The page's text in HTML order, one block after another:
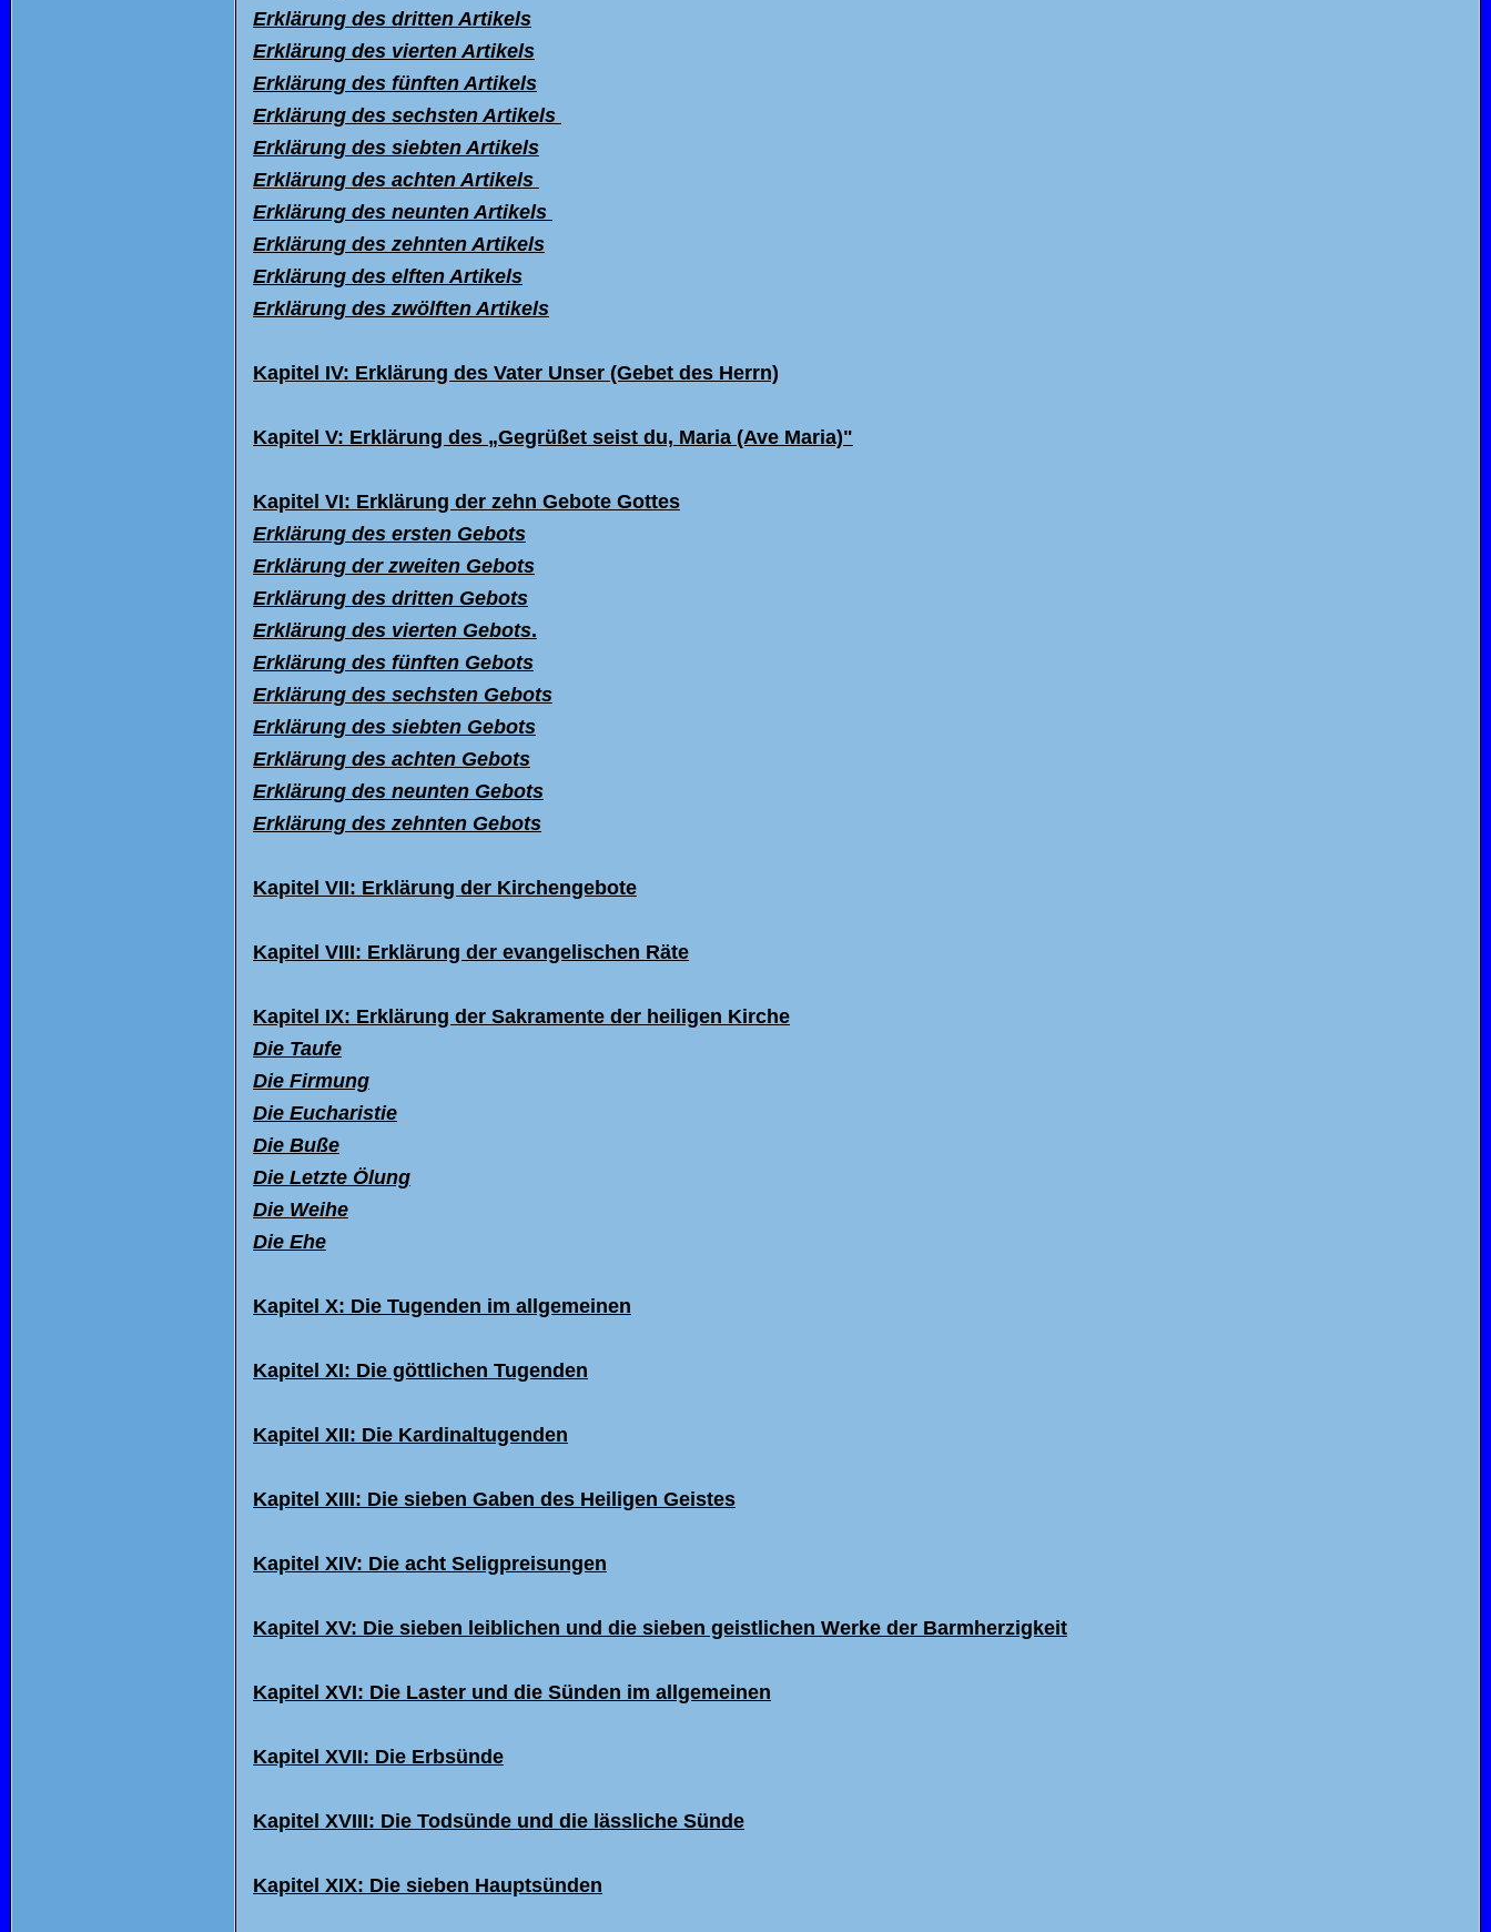
Erklärung des dritten Artikels
Erklärung des vierten Artikels
Erklärung des fünften Artikels
Erklärung des sechsten Artikels
Erklärung des siebten Artikels
Erklärung des achten Artikels
Erklärung des neunten Artikels
Erklärung des zehnten Artikels
Erklärung des elften Artikels
Erklärung des zwölften Artikels
Kapitel IV: Erklärung des Vater Unser (Gebet des Herrn)
Kapitel V: Erkl ärung des „Gegrüßet seist du, Maria (Ave Maria)"
Kapitel VI: Erkl ärung der zehn Gebote Gottes
Erklärung des ersten Gebots
Erklärung der zweiten Gebots
Erklärung des dritten Gebots
Erklärung des vierten Gebots.
Erklärung des fünften Gebots
Erklärung des sechsten Gebots
Erklärung des siebten Gebots
Erklärung des achten Gebots
Erklärung des neunten Gebots
Erklärung des zehnten Gebots
Kapitel VII: Erkl ärung der Kirchengebote
Kapitel VIII: Erklärung der evangelischen Räte
Kapitel IX: Erkl ärung der Sakramente der heiligen Kirche
Die Taufe
Die Firmung
Die Eucharistie
Die Buße
Die Letzte Ölung
Die Weihe
Die Ehe
Kapitel X: Die Tugenden im allgemeinen
Kapitel XI: Die göttlichen Tugenden
Kapitel XII: Die Kardinaltugenden
Kapitel XIII: Die sieben Gaben des Heiligen Geistes
Kapitel XIV: Die acht Seligpreisungen
Kapitel XV: Die sieben leiblichen und die sieben geistlichen Werke der Barmherzigkeit
Kapitel XVI: Die Laster und die Sünden im allgemeinen
Kapitel XVII: Die Erbsünde
Kapitel XVIII: Die Todsünde und die lässliche Sünde
Kapitel XIX: Die sieben Hauptsünden